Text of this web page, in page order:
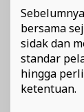
bersama
sidak dan
standar
hingga
ketentuan.